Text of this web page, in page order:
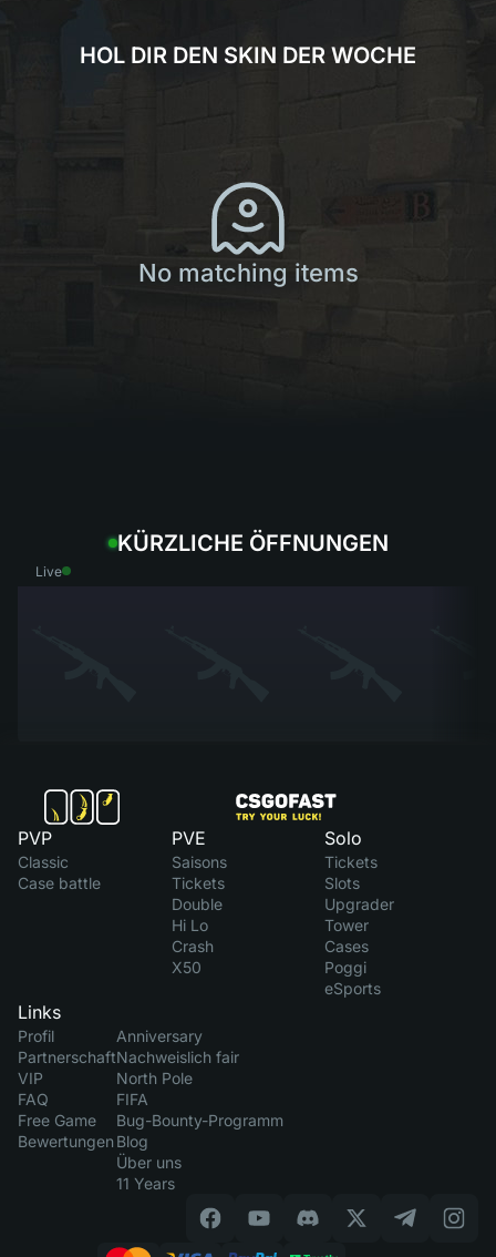
HOL DIR DEN SKIN DER WOCHE
No matching items
KÜRZLICHE ÖFFNUNGEN
Live
PVP
Classic
Case battle
PVE
Saisons
Tickets
Double
Hi Lo
Crash
X50
Solo
Tickets
Slots
Upgrader
Tower
Cases
Poggi
eSports
Links
Profil
Partnerschaft
VIP
FAQ
Free Game
Bewertungen
Anniversary
Nachweislich fair
North Pole
FIFA
Bug-Bounty-Programm
Blog
Über uns
11 Years